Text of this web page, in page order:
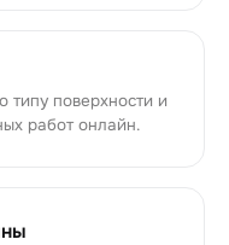
типу поверхности и
работ онлайн.